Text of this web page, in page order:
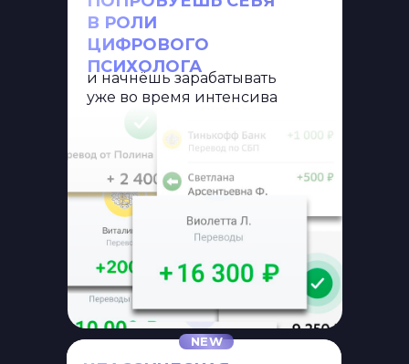
В РОЛИ
ЦИФРОВОГО
ПСИХОЛОГА
и начнёшь зарабатывать
уже во время интенсива
NEW